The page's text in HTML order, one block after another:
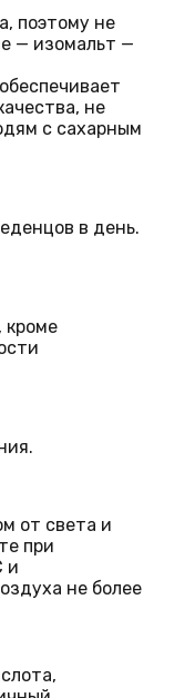
поэтому не
— изомальт —
не
с сахарным
в день.
кроме
от света и
при
и
не более